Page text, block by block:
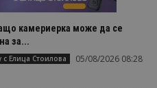
камериерка може да се
за...
с Елица Стоилова 05/08/2026 08:28